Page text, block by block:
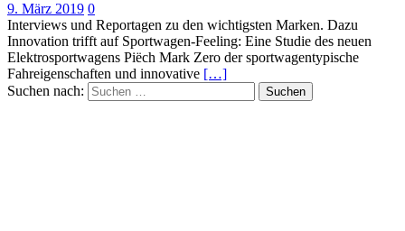
9. März 2019 0
Interviews und Reportagen zu den wichtigsten Marken. Dazu
Innovation trifft auf Sportwagen-Feeling: Eine Studie des neuen
Elektrosportwagens Piëch Mark Zero der sportwagentypische
Fahreigenschaften und innovative […]
Suchen nach: